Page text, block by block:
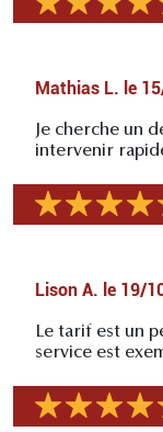
Mathias L. le
Je cherche un
intervenir
Lison A. le 19/
Le tarif est un
service est